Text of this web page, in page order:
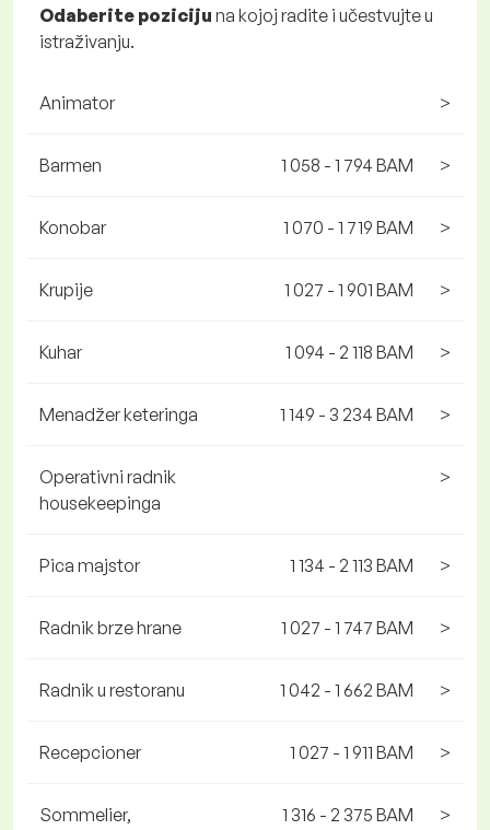
Odaberite poziciju na kojoj radite i učestvujte u
istraživanju.
Animator >
Barmen 1 058 - 1 794 BAM >
Konobar 1 070 - 1 719 BAM >
Krupije 1 027 - 1 901 BAM >
Kuhar 1 094 - 2 118 BAM >
Menadžer keteringa 1 149 - 3 234 BAM >
Operativni radnik
housekeepinga
>
Pica majstor 1 134 - 2 113 BAM >
Radnik brze hrane 1 027 - 1 747 BAM >
Radnik u restoranu 1 042 - 1 662 BAM >
Recepcioner 1 027 - 1 911 BAM >
Sommelier, 1 316 - 2 375 BAM >